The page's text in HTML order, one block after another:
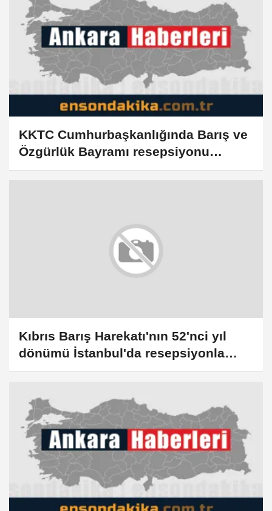
KKTC Cumhurbaşkanlığında Barış ve
Özgürlük Bayramı resepsiyonu
düzenlendi
Kıbrıs Barış Harekatı'nın 52'nci yıl
dönümü İstanbul'da resepsiyonla
kutlandı